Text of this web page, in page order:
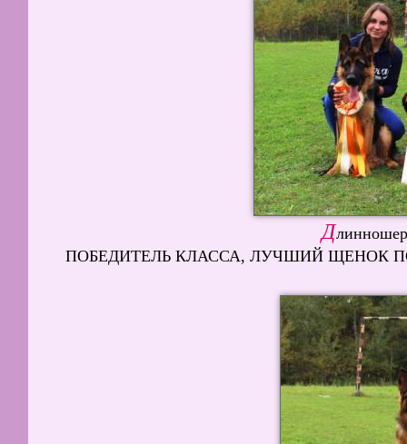
Д
ПОБЕДИТЕЛЬ КЛАССА, ЛУЧШИЙ ЩЕНОК